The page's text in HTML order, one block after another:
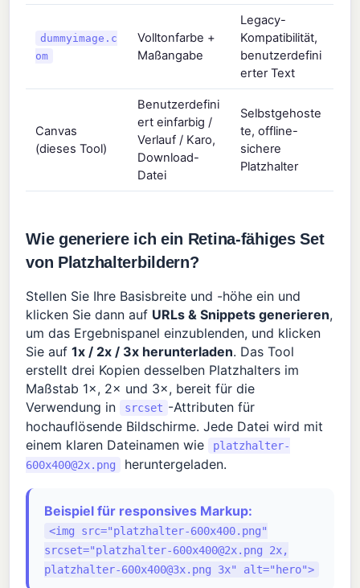
dummyimage.c
om
Volltonfarbe +
Maßangabe
Legacy-
Kompatibilität,
benutzerdefini
erter Text
Canvas
(dieses Tool)
Benutzerdefini
ert einfarbig /
Verlauf / Karo,
Download-
Datei
Selbstgehoste
te, offline-
sichere
Platzhalter
Wie generiere ich ein Retina-fähiges Set
von Platzhalterbildern?
Stellen Sie Ihre Basisbreite und -höhe ein und
klicken Sie dann auf URLs & Snippets generieren,
um das Ergebnispanel einzublenden, und klicken
Sie auf1x / 2x / 3x herunterladen. Das Tool
erstellt drei Kopien desselben Platzhalters im
Maßstab 1×, 2× und 3×, bereit für die
Verwendung in
srcset -Attributen für
hochauflösende Bildschirme. Jede Datei wird mit
einem klaren Dateinamen wie
platzhalter-
600x400@2x.png
heruntergeladen.
Beispiel für responsives Markup:
<img src="platzhalter-600x400.png"
srcset="platzhalter-600x400@2x.png 2x,
platzhalter-600x400@3x.png 3x" alt="hero">